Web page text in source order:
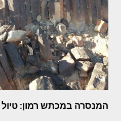
המנסרה במכתש רמון: טיול